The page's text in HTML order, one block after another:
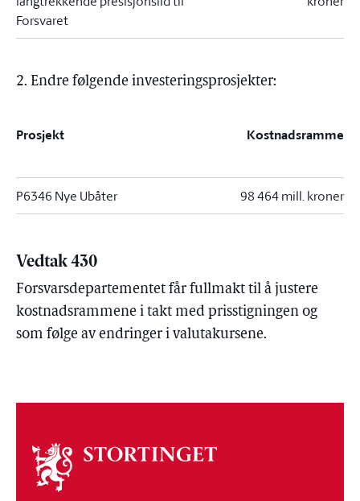
Forsvaret
2. Endre følgende investeringsprosjekter:
Prosjekt Kostnadsramme
P6346 Nye Ubåter 98 464 mill. kroner
Vedtak 430
Forsvarsdepartementet får fullmakt til å justere
kostnadsrammene i takt med prisstigningen og
som følge av endringer i valutakursene.
Om
stortinget